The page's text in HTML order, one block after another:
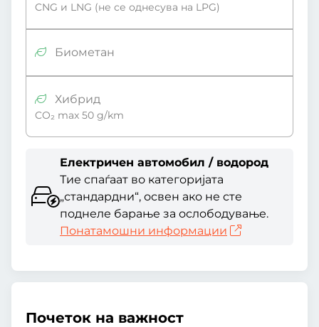
CNG и LNG (не се однесува на LPG)
Биометан
Хибрид
CO₂ max 50 g/km
Електричен автомобил / водород
Тие спаѓаат во категоријата
„стандардни“, освен ако не сте
поднеле барање за ослободување.
Понатамошни информации
Почеток на важност